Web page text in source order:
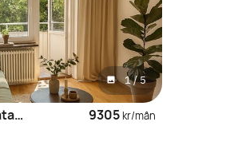
1/5
Bryggargatan 24 9305 kr/mån